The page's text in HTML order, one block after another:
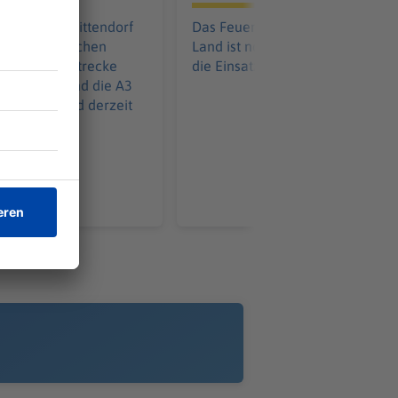
Unfall bei Nittendorf
morgendlichen
Die Bahnstrecke
und die A3
sind derzeit
Das Feuer im Berchtesgadener
Land ist noch nicht gelöscht.
die Einsatzkräfte nun überlegen.